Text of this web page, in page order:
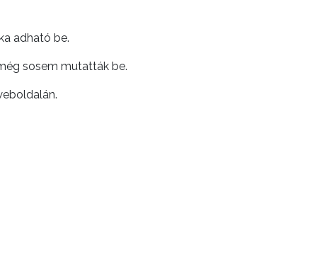
adható be.
sosem mutatták be.